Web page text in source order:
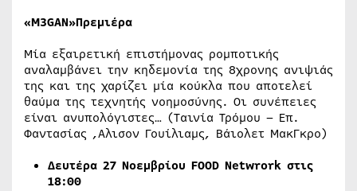
«M3GAN»Πρεμιέρα
Μία εξαιρετική επιστήμονας ρομποτικής
αναλαμβάνει την κηδεμονία της 8χρονης ανιψιάς
της και της χαρίζει μία κούκλα που αποτελεί
θαύμα της τεχνητής νοημοσύνης. Οι συνέπειες
είναι ανυπολόγιστες… (Ταινία Τρόμου – Επ.
Φαντασίας ,Αλισον Γουίλιαμς, Βάιολετ ΜακΓκρο)
Δευτέρα 27 Νοεμβρίου FOOD Netwrork στις
18:00